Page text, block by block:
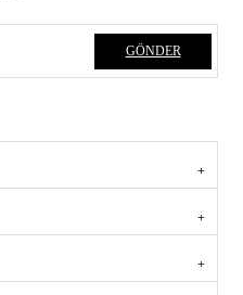
GÖNDER